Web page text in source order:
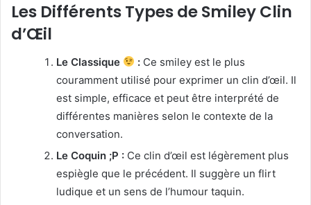
Les Différents Types de Smiley Clin
d’Œil
Le Classique : Ce smiley est le plus
couramment utilisé pour exprimer un clin d’œil. Il
est simple, efficace et peut être interprété de
différentes manières selon le contexte de la
conversation.
Le Coquin ;P : Ce clin d’œil est légèrement plus
espiègle que le précédent. Il suggère un flirt
ludique et un sens de l’humour taquin.